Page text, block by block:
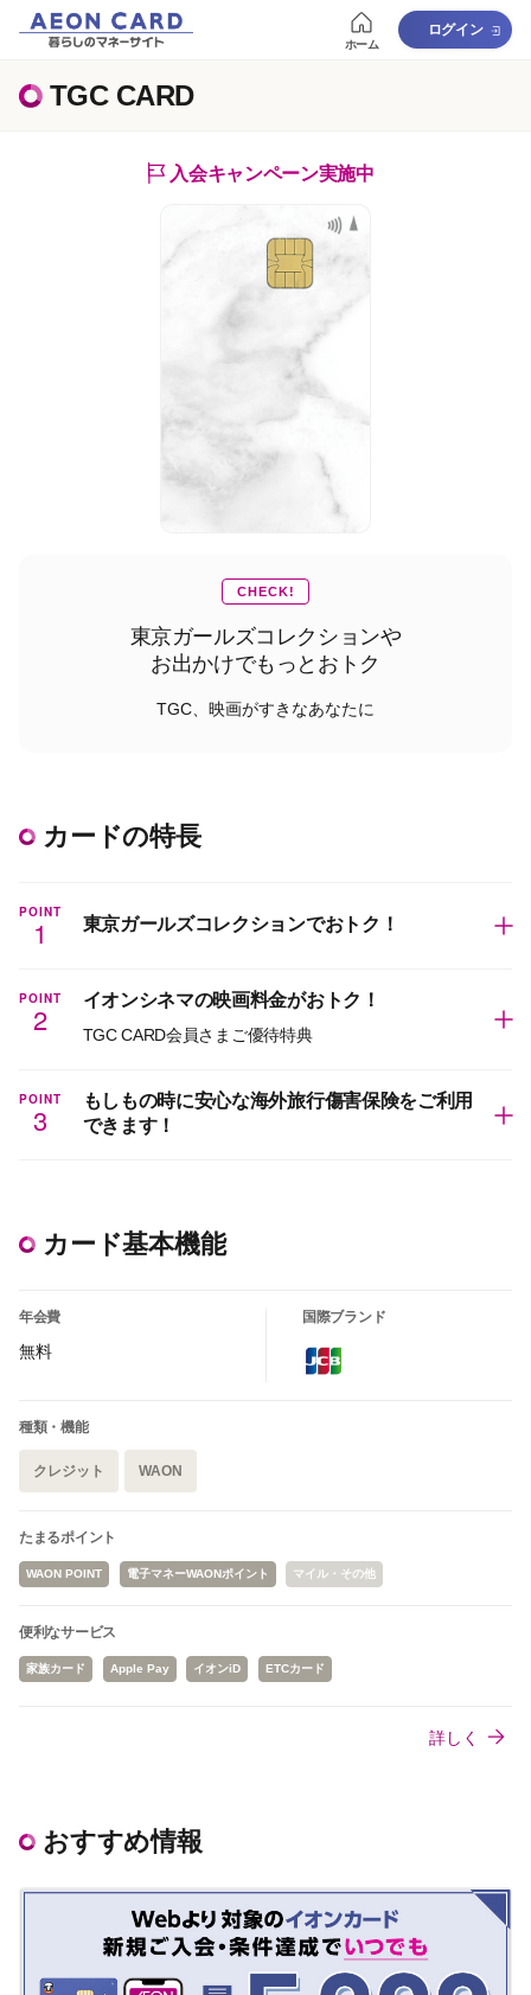
ホーム
ログイン
TGC CARD
入会キャンペーン実施中
CHECK!
東京ガールズコレクションや
お出かけでもっとおトク
TGC、映画がすきなあなたに
カードの特長
POINT
1 東京ガールズコレクションでおトク！
POINT
2
イオンシネマの映画料金がおトク！
TGC CARD会員さまご優待特典
POINT
3
もしもの時に安心な海外旅行傷害保険をご利用
できます！
カード基本機能
年会費
無料
国際ブランド
種類・機能
クレジット WAON
たまるポイント
WAON POINT 電子マネーWAONポイント マイル・その他
便利なサービス
家族カード Apple Pay イオンiD ETCカード
詳しく
おすすめ情報